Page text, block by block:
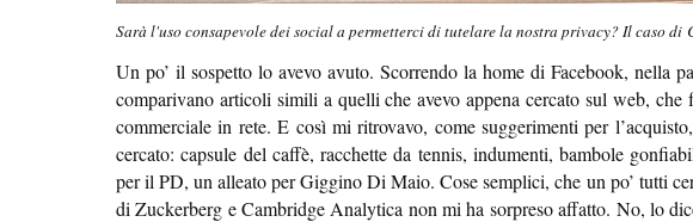
Sarà l'uso consapevole dei social a permetterci di tutelare la nostra privacy? Il caso di
Un po’ il sospetto lo avevo avuto. Scorrendo la home di Facebook, nella
comparivano articoli simili a quelli che avevo appena cercato sul web,
commerciale in rete. E così mi ritrovavo, come suggerimenti per
cercato: capsule del caffè, racchette da tennis, indumenti, bambole
per il PD, un alleato per Giggino Di Maio. Cose semplici, che un po’ tutti
di Zuckerberg e Cambridge Analytica non mi ha sorpreso affatto. No, lo